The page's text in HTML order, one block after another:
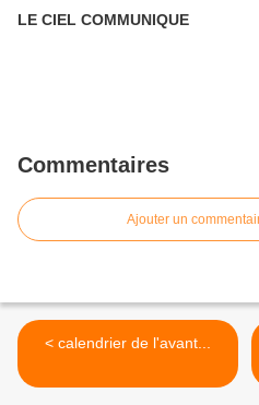
LE CIEL COMMUNIQUE
Commentaires
Ajouter un
< calendrier de l'avant...